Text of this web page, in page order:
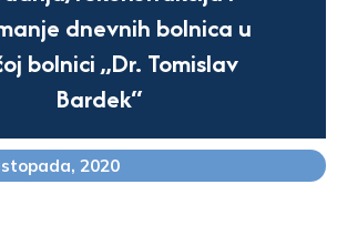
dnevnih bolnica u
bolnici „Dr. Tomislav
Bardek“
2020